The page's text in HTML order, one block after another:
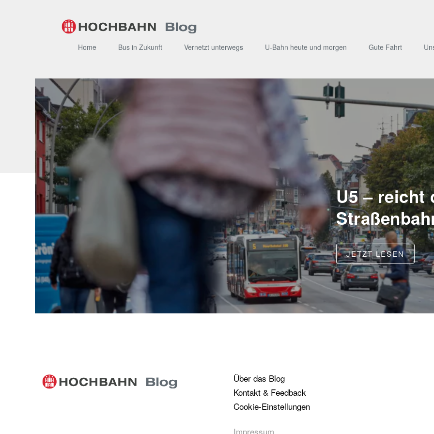
Home Bus in Zukunft Vernetzt unterwegs U-Bahn heute und morgen Gute Fahrt
U5 – reicht
JETZT LESEN
Über das Blog
Kontakt & Feedback
Cookie-Einstellungen
Impressum